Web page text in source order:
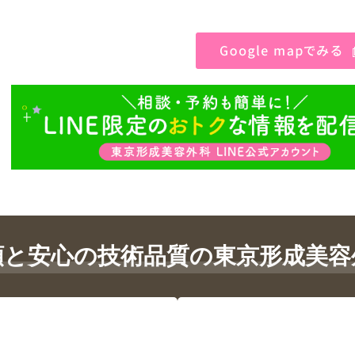
安心の技術品質の東京形成美